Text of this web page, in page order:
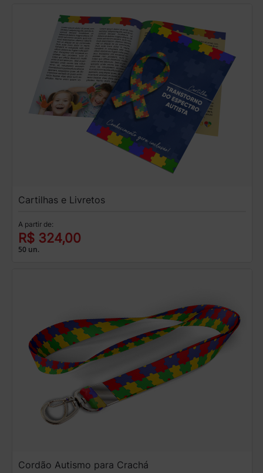
Cartilhas e Livretos
A partir de:
R$ 324,00
50 un.
Cordão Autismo para Crachá